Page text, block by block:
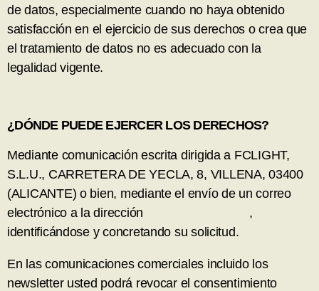
de datos, especialmente cuando no haya obtenido
satisfacción en el ejercicio de sus derechos o crea que
el tratamiento de datos no es adecuado con la
legalidad vigente.
¿DÓNDE PUEDE EJERCER LOS DERECHOS?
Mediante comunicación escrita dirigida a FCLIGHT,
S.L.U., CARRETERA DE YECLA, 8, VILLENA, 03400
(ALICANTE) o bien, mediante el envío de un correo
electrónico a la dirección
,
identificándose y concretando su solicitud.
En las comunicaciones comerciales incluido los
newsletter usted podrá revocar el consentimiento